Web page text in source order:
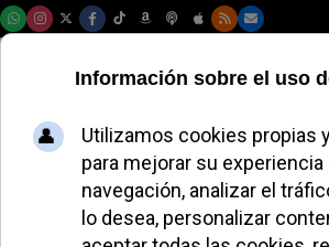
El Obispo de
Palencia